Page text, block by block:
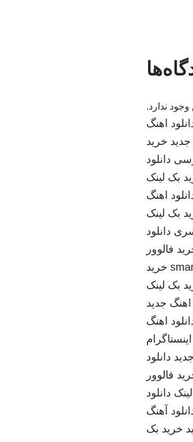
ندارد.
اهنگ
جدید خرید
دانلود
بک لینک
اهنگ
بک لینک
دانلود
فالوور
خرید
بک لینک
اهنگ جدید
اهنگ
دانلود
فالوور
دانلود
آهنگ
خرید بک